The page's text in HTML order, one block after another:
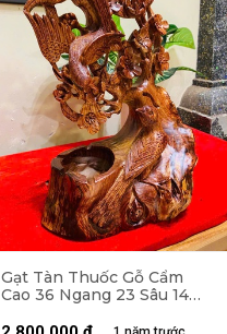
Gạt Tàn Thuốc Gỗ Cẩm
Cao 36 Ngang 23 Sâu 14